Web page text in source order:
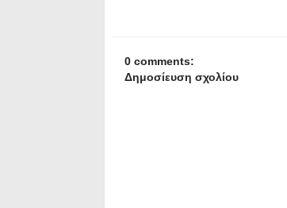
0 comments:
Δημοσίευση σχολίου